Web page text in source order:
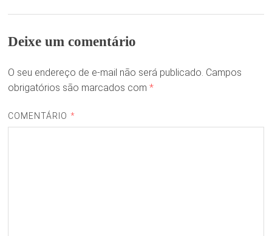
Deixe um comentário
O seu endereço de e-mail não será publicado. Campos
obrigatórios são marcados com *
COMENTÁRIO *